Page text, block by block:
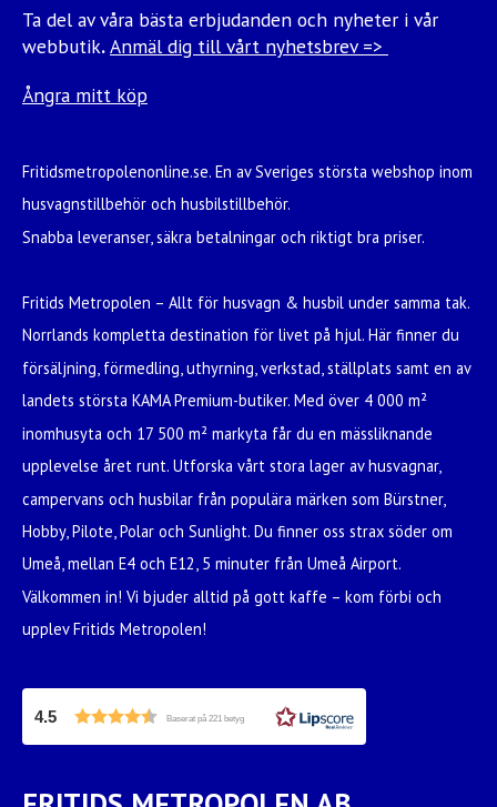
eller långa resor genom Europa väntar den perfekta
husbilen hos Fritidsmetropolen.
Ta del av våra bästa erbjudanden och nyheter i vår
webbutik.Anmäl dig till vårt nyhetsbrev =>
Ångra mitt köp
Fritidsmetropolenonline.se. En av Sveriges största webshop inom
husvagnstillbehör och husbilstillbehör.
Snabba leveranser, säkra betalningar och riktigt bra priser.
Fritids Metropolen – Allt för husvagn & husbil under samma tak.
Norrlands kompletta destination för livet på hjul. Här finner du
försäljning, förmedling, uthyrning, verkstad, ställplats samt en av
landets största KAMA Premium-butiker. Med över 4 000 m²
inomhusyta och 17 500 m² markyta får du en mässliknande
upplevelse året runt. Utforska vårt stora lager av husvagnar,
campervans och husbilar från populära märken som Bürstner,
Hobby, Pilote, Polar och Sunlight. Du finner oss strax söder om
Umeå, mellan E4 och E12, 5 minuter från Umeå Airport.
Välkommen in! Vi bjuder alltid på gott kaffe – kom förbi och
upplev Fritids Metropolen!
4.5 Baserat på 221 betyg